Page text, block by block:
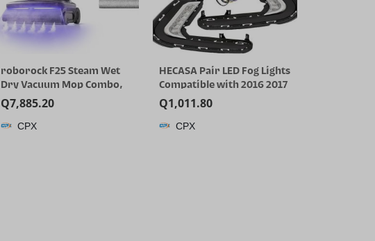
roborock F25 Steam Wet
Dry Vacuum Mop Combo,
356°F Cordless Steam
Cleaner | 25000 Pa Suction
for Hard Floor, 203°F Self-
Q7,885.20
CPX
HECASA Pair LED Fog Lights
Compatible with 2016 2017
2018 Hyundai Elantra Sixth
Generation DRL
Replacement for
Q1,011.80
CPX